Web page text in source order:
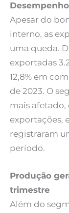
Apesar do
interno, as
uma queda.
exportadas
12,8% em
de 2023. O
mais afetado,
exportações,
registraram
período.
Produção
trimestre
Além do